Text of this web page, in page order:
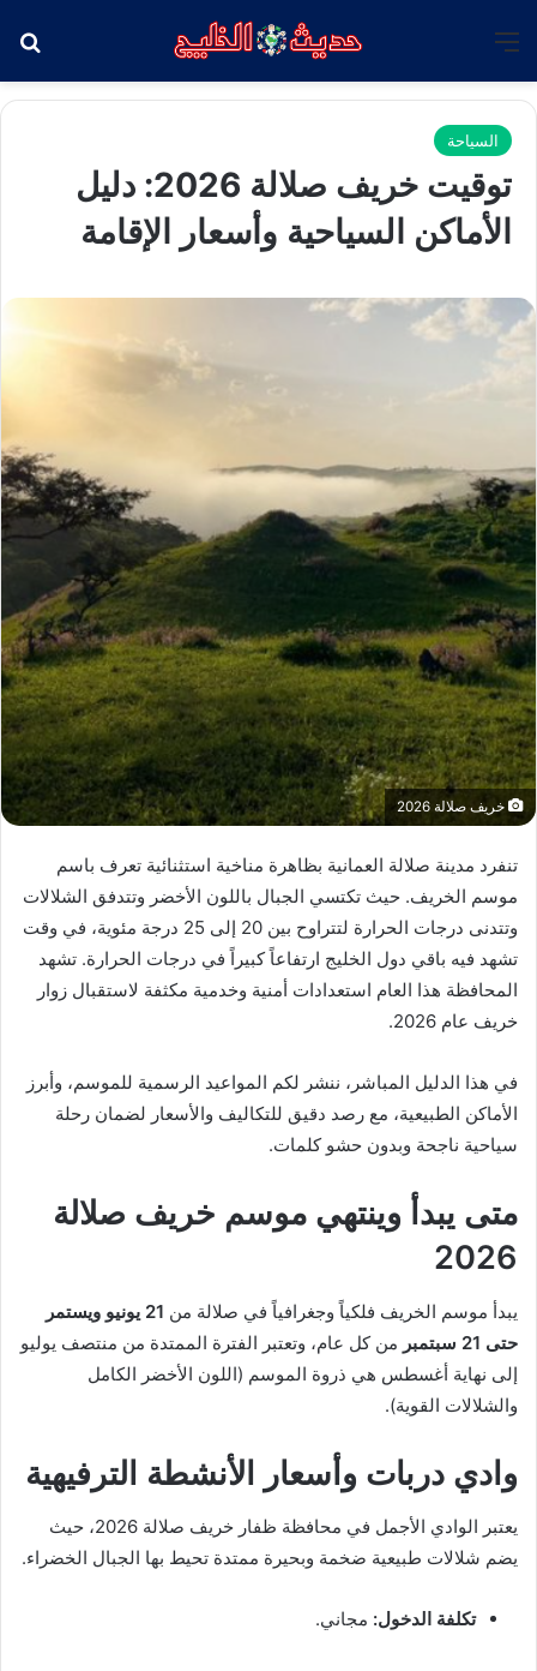
السياحة
توقيت خريف صلالة 2026: دليل
الأماكن السياحية وأسعار الإقامة
خريف صلالة 2026
تنفرد مدينة صلالة العمانية بظاهرة مناخية استثنائية تعرف باسم
موسم الخريف. حيث تكتسي الجبال باللون الأخضر وتتدفق الشلالات
وتتدنى درجات الحرارة لتتراوح بين 20 إلى 25 درجة مئوية، في وقت
تشهد فيه باقي دول الخليج ارتفاعاً كبيراً في درجات الحرارة. تشهد
المحافظة هذا العام استعدادات أمنية وخدمية مكثفة لاستقبال زوار
خريف عام 2026.
في هذا الدليل المباشر، ننشر لكم المواعيد الرسمية للموسم، وأبرز
الأماكن الطبيعية، مع رصد دقيق للتكاليف والأسعار لضمان رحلة
سياحية ناجحة وبدون حشو كلمات.
متى يبدأ وينتهي موسم خريف صلالة
2026
يبدأ موسم الخريف فلكياً وجغرافياً في صلالة من
21 يونيو ويستمر
حتى 21 سبتمبر
من كل عام، وتعتبر الفترة الممتدة من منتصف يوليو
إلى نهاية أغسطس هي ذروة الموسم (اللون الأخضر الكامل
والشلالات القوية).
وادي دربات وأسعار الأنشطة الترفيهية
يعتبر الوادي الأجمل في محافظة ظفار خريف صلالة 2026، حيث
يضم شلالات طبيعية ضخمة وبحيرة ممتدة تحيط بها الجبال الخضراء.
تكلفة الدخول: مجاني.